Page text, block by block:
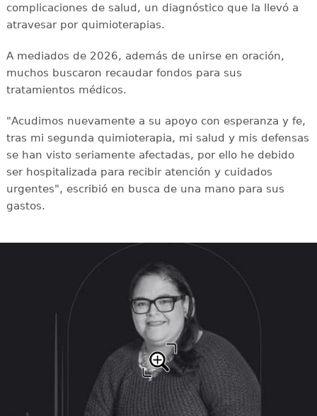
complicaciones de salud, un diagnóstico que la llevó a
atravesar por quimioterapias.
A mediados de 2026, además de unirse en oración,
muchos buscaron recaudar fondos para sus
tratamientos médicos.
"Acudimos nuevamente a su apoyo con esperanza y fe,
tras mi segunda quimioterapia, mi salud y mis defensas
se han visto seriamente afectadas, por ello he debido
ser hospitalizada para recibir atención y cuidados
urgentes", escribió en busca de una mano para sus
gastos.